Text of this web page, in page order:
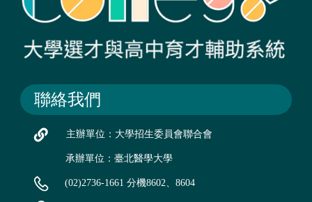
聯絡我們
主辦單位：大學招生委員會聯合會
承辦單位：臺北醫學大學
(02)2736-1661 分機8602、8604